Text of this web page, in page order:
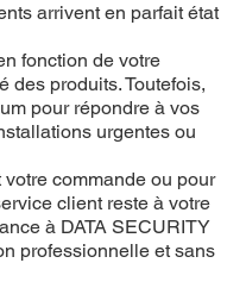
arrivent en parfait état
fonction de votre
des produits. Toutefois,
pour répondre à vos
urgentes ou
commande ou pour
client reste à votre
à DATA SECURITY
professionnelle et sans